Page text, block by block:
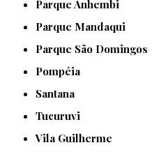
Parque Anhembi
Parque Mandaqui
Parque São Domingos
Pompéia
Santana
Tucuruvi
Vila Guilherme